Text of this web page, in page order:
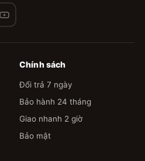
Chính sách
Đổi trả 7 ngày
Bảo hành 24 tháng
Giao nhanh 2 giờ
Bảo mật